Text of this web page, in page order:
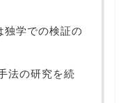
独学での検証の
法の研究を続